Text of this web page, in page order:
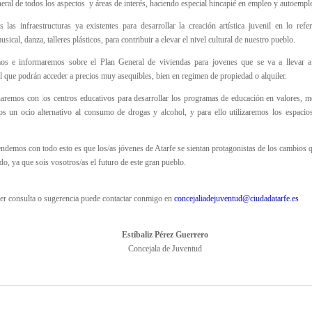
de todos los aspectos y áreas de interés, haciendo especial hincapié en empleo y
las infraestructuras ya existentes para desarrollar la creación artística juvenil en lo
danza, talleres plásticos, para contribuir a elevar el nivel cultural de nuestro pueblo.
e informaremos sobre el Plan General de viviendas para jovenes que se va a llevar
podrán acceder a precios muy asequibles, bien en regimen de propiedad o alquiler.
con los centros educativos para desarrollar los programas de educación en valores,
un ocio alternativo al consumo de drogas y alcohol, y para ello utilizaremos los
con todo esto es que los/as jóvenes de Atarfe se sientan protagonistas de los cambios
ya que sois vosotros/as el futuro de este gran pueblo.
consulta o sugerencia puede contactar conmigo en concejaliadejuventud@ciudadatarfe.es
Estíbaliz Pérez Guerrero
Concejala de Juventud